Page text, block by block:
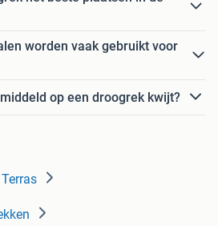
worden vaak gebruikt voor
op een droogrek kwijt?